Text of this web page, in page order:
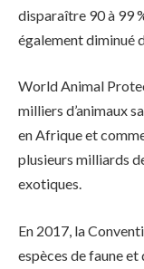
disparaître 90 à 99
également diminué
World Animal
milliers d’animaux
en Afrique et
plusieurs milliards
exotiques.
En 2017, la
espèces de faune et